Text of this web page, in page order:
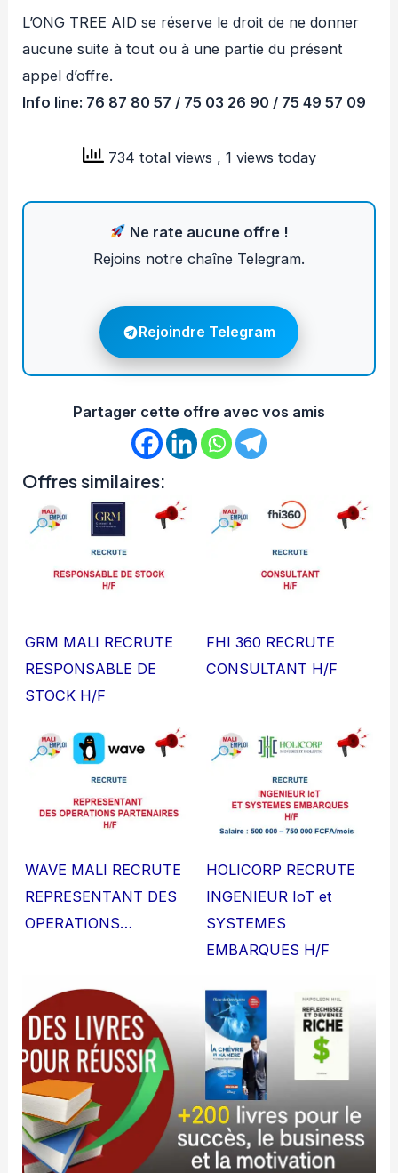
L’ONG TREE AID se réserve le droit de ne donner
aucune suite à tout ou à une partie du présent
appel d’offre.
Info line: 76 87 80 57 / 75 03 26 90 / 75 49 57 09
734 total views , 1 views today
Ne rate aucune offre !
Rejoins notre chaîne Telegram.
Rejoindre Telegram
Partager cette offre avec vos amis
Offres similaires:
GRM MALI RECRUTE
RESPONSABLE DE
STOCK H/F
FHI 360 RECRUTE
CONSULTANT H/F
WAVE MALI RECRUTE
REPRESENTANT DES
OPERATIONS…
HOLICORP RECRUTE
INGENIEUR IoT et
SYSTEMES
EMBARQUES H/F